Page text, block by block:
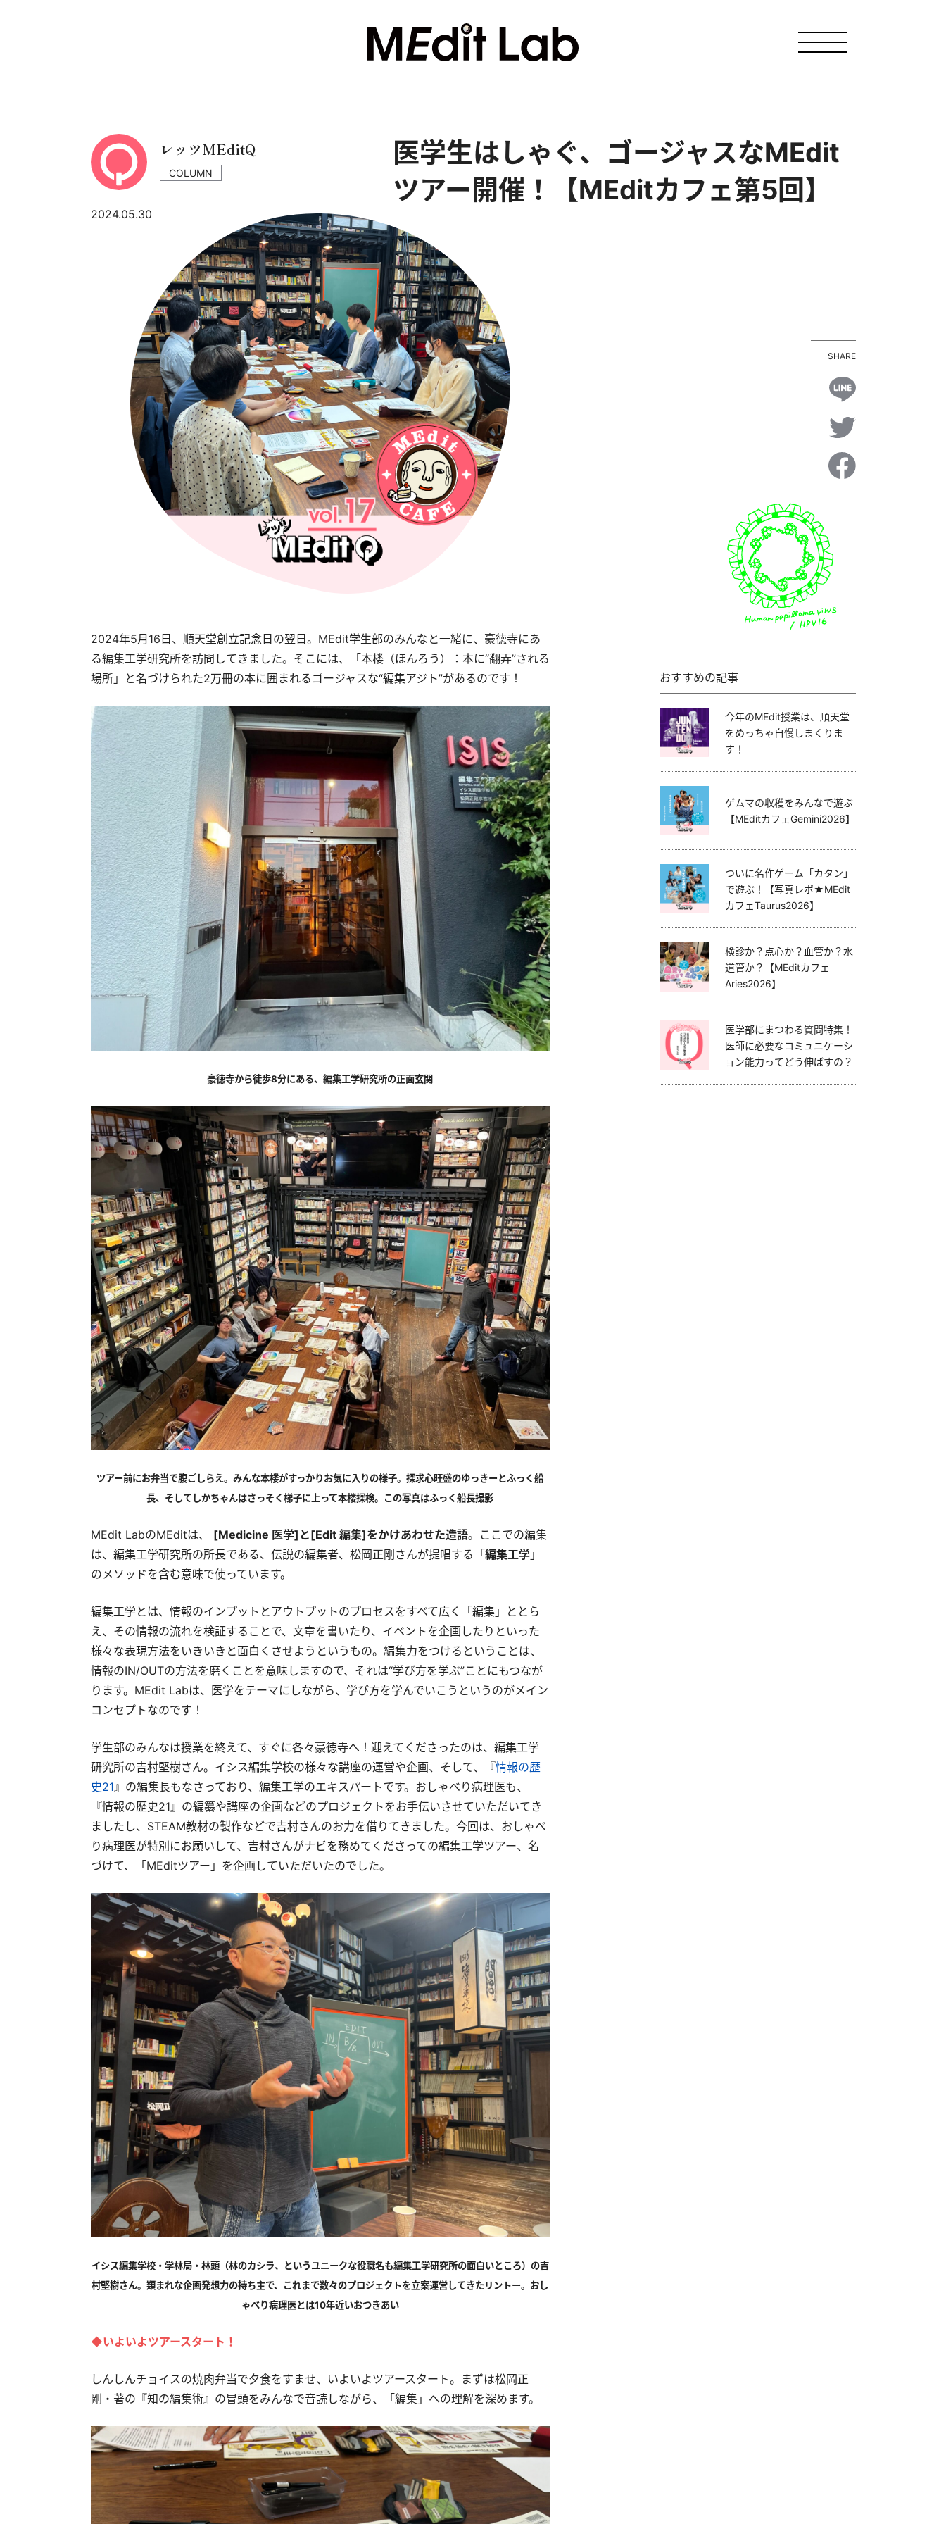
レッツMEditQ
COLUMN
2024.05.30
医学生はしゃぐ、ゴージャスなMEdit
ツアー開催！【MEditカフェ第5回】
2024年5月16日、順天堂創立記念日の翌日。MEdit学生部のみんなと一緒に、豪徳寺にあ
る編集工学研究所を訪問してきました。そこには、「本楼（ほんろう）：本に“翻弄”される
場所」と名づけられた2万冊の本に囲まれるゴージャスな“編集アジト”があるのです！
豪徳寺から徒歩8分にある、編集工学研究所の正面玄関
ツアー前にお弁当で腹ごしらえ。みんな本楼がすっかりお気に入りの様子。探求心旺盛のゆっきーとふっく船
長、そしてしかちゃんはさっそく梯子に上って本楼探検。この写真はふっく船長撮影
MEdit LabのMEditは、 [Medicine 医学]と[Edit 編集]をかけあわせた造語。ここでの編集
は、編集工学研究所の所長である、伝説の編集者、松岡正剛さんが提唱する「編集工学」
のメソッドを含む意味で使っています。
編集工学とは、情報のインプットとアウトプットのプロセスをすべて広く「編集」ととら
え、その情報の流れを検証することで、文章を書いたり、イベントを企画したりといった
様々な表現方法をいきいきと面白くさせようというもの。編集力をつけるということは、
情報のIN/OUTの方法を磨くことを意味しますので、それは“学び方を学ぶ”ことにもつなが
ります。MEdit Labは、医学をテーマにしながら、学び方を学んでいこうというのがメイン
コンセプトなのです！
学生部のみんなは授業を終えて、すぐに各々豪徳寺へ！迎えてくださったのは、編集工学
研究所の吉村堅樹さん。イシス編集学校の様々な講座の運営や企画、そして、『情報の歴
史21』の編集長もなさっており、編集工学のエキスパートです。おしゃべり病理医も、
『情報の歴史21』の編纂や講座の企画などのプロジェクトをお手伝いさせていただいてき
ましたし、STEAM教材の製作などで吉村さんのお力を借りてきました。今回は、おしゃべ
り病理医が特別にお願いして、吉村さんがナビを務めてくださっての編集工学ツアー、名
づけて、「MEditツアー」を企画していただいたのでした。
イシス編集学校・学林局・林頭（林のカシラ、というユニークな役職名も編集工学研究所の面白いところ）の吉
村堅樹さん。類まれな企画発想力の持ち主で、これまで数々のプロジェクトを立案運営してきたリントー。おし
ゃべり病理医とは10年近いおつきあい
◆いよいよツアースタート！
しんしんチョイスの焼肉弁当で夕食をすませ、いよいよツアースタート。まずは松岡正
剛・著の『知の編集術』の冒頭をみんなで音読しながら、「編集」への理解を深めます。
SHARE
おすすめの記事
今年のMEdit授業は、順天堂
をめっちゃ自慢しまくりま
す！
ゲムマの収穫をみんなで遊ぶ
【MEditカフェGemini2026】
ついに名作ゲーム「カタン」
で遊ぶ！【写真レポ★MEdit
カフェTaurus2026】
検診か？点心か？血管か？水
道管か？【MEditカフェ
Aries2026】
医学部にまつわる質問特集！
医師に必要なコミュニケーシ
ョン能力ってどう伸ばすの？